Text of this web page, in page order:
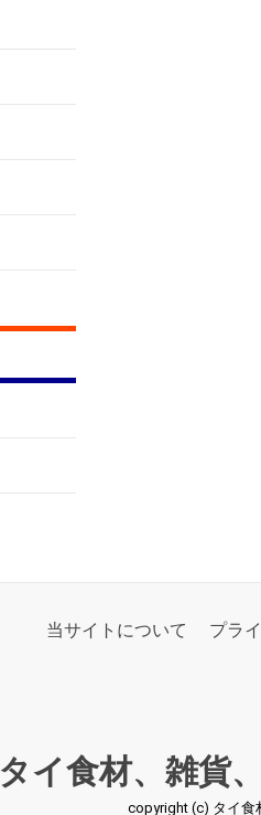
当サイトについて プラ
タイ食材、雑貨
copyright (c) タイ